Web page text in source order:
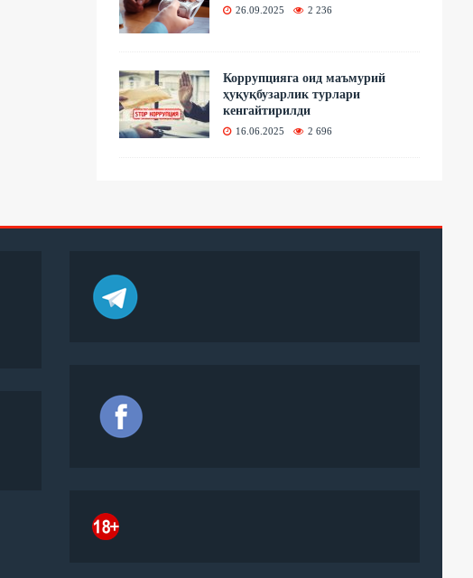
26.09.2025 2 236
Коррупцияга оид маъмурий
ҳуқуқбузарлик турлари
кенгайтирилди
16.06.2025 2 696